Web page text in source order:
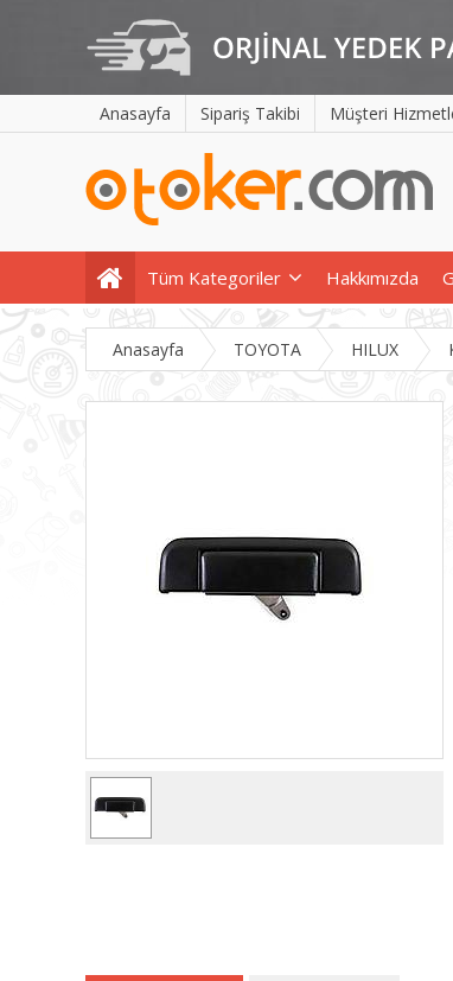
Anasayfa Sipariş Takibi Müşteri
Tüm Kategoriler Hakkımızda
Anasayfa TOYOTA HILUX